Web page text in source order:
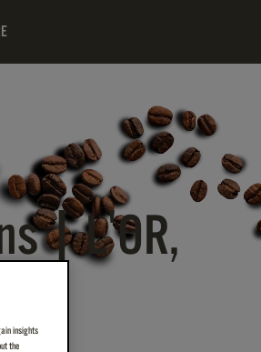
| L'OR,
insights
the